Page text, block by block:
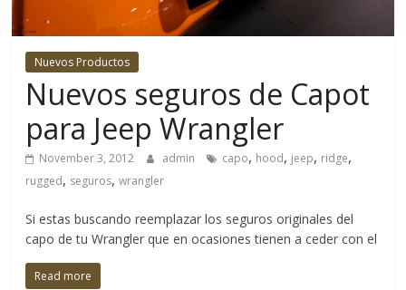
4×4
y
aventura
refiere.
No
solo
cubriendo
lanzamientos
Nuevos Productos
Nuevos seguros de Capot
para Jeep Wrangler
November 3, 2012 admin capo, hood, jeep, ridge,
rugged, seguros,wrangler
Si estas buscando reemplazar los seguros originales del
capo de tu Wrangler que en ocasiones tienen a ceder con el
Read more